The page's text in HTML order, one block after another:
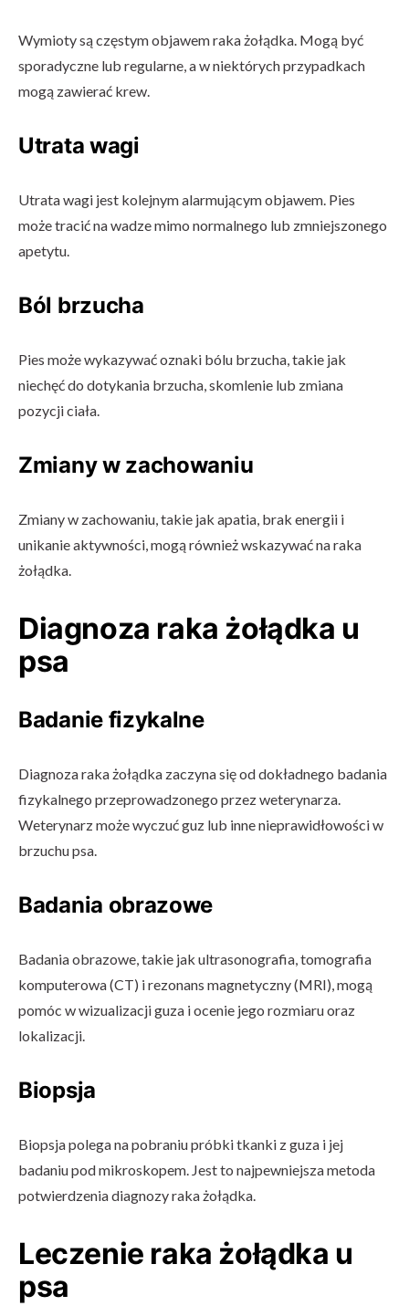
Wymioty są częstym objawem raka żołądka. Mogą być
sporadyczne lub regularne, a w niektórych przypadkach
mogą zawierać krew.
Utrata wagi
Utrata wagi jest kolejnym alarmującym objawem. Pies
może tracić na wadze mimo normalnego lub zmniejszonego
apetytu.
Ból brzucha
Pies może wykazywać oznaki bólu brzucha, takie jak
niechęć do dotykania brzucha, skomlenie lub zmiana
pozycji ciała.
Zmiany w zachowaniu
Zmiany w zachowaniu, takie jak apatia, brak energii i
unikanie aktywności, mogą również wskazywać na raka
żołądka.
Diagnoza raka żołądka u
psa
Badanie fizykalne
Diagnoza raka żołądka zaczyna się od dokładnego badania
fizykalnego przeprowadzonego przez weterynarza.
Weterynarz może wyczuć guz lub inne nieprawidłowości w
brzuchu psa.
Badania obrazowe
Badania obrazowe, takie jak ultrasonografia, tomografia
komputerowa (CT) i rezonans magnetyczny (MRI), mogą
pomóc w wizualizacji guza i ocenie jego rozmiaru oraz
lokalizacji.
Biopsja
Biopsja polega na pobraniu próbki tkanki z guza i jej
badaniu pod mikroskopem. Jest to najpewniejsza metoda
potwierdzenia diagnozy raka żołądka.
Leczenie raka żołądka u
psa